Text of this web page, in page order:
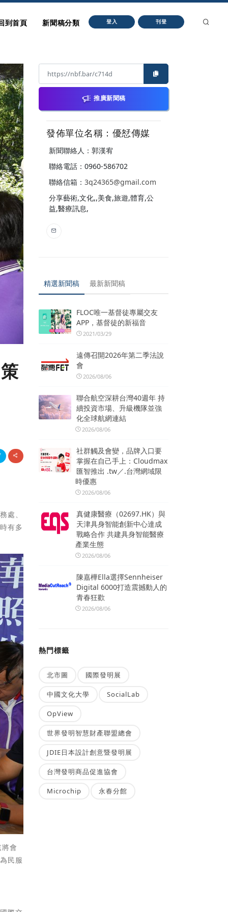
到首頁 新聞稿分類 登入 刊登
處、
有多
會
民服
推廣新聞稿
發佈單位名稱：優恏傳媒
新聞聯絡人：郭漢宥
聯絡電話：0960-586702
聯絡信箱： 3q24365@gmail.com
分享藝術,文化,,美食,旅遊,體育,公
益,醫療訊息,
精選新聞稿 最新新聞稿
FLOC唯一基督徒專屬交友
APP，基督徒的新福音
2021/03/29
遠傳召開2026年第二季法說
會
2026/08/06
聯合航空深耕台灣40週年 持
續投資市場、升級機隊並強
化全球航網連結
2026/08/06
社群觸及會變，品牌入口要
掌握在自己手上：Cloudmax
匯智推出 .tw／.台灣網域限
時優惠
2026/08/06
真健康醫療（02697.HK）與
天津具身智能創新中心達成
戰略合作 共建具身智能醫療
產業生態
2026/08/06
陳嘉樺Ella選擇Sennheiser
Digital 6000打造震撼動人的
青春狂歡
2026/08/06
熱門標籤
北市圖 國際發明展
中國文化大學 SocialLab
OpView
世界發明智慧財產聯盟總會
JDIE日本設計創意暨發明展
台灣發明商品促進協會
Microchip 永春分館